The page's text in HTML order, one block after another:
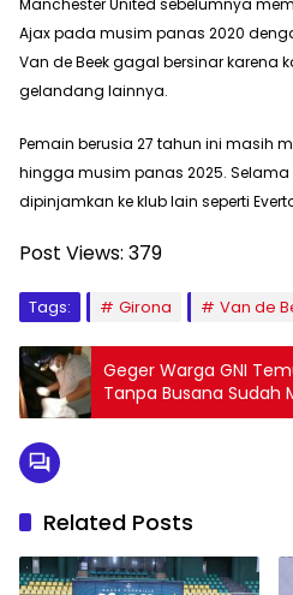
Manchester United sebelumnya
Ajax pada musim panas 2020
Van de Beek gagal bersinar karena
gelandang lainnya.
Pemain berusia 27 tahun ini masih
hingga musim panas 2025. Selama
dipinjamkan ke klub lain seperti
Post Views: 379
Tags: Girona Van de
Geger Warga GNI Temukan Mayat Wanita
Tanpa Busana Sudah
Related Posts